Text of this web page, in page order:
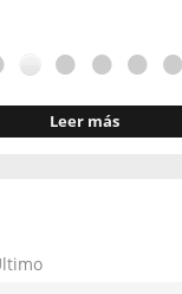
Leer más